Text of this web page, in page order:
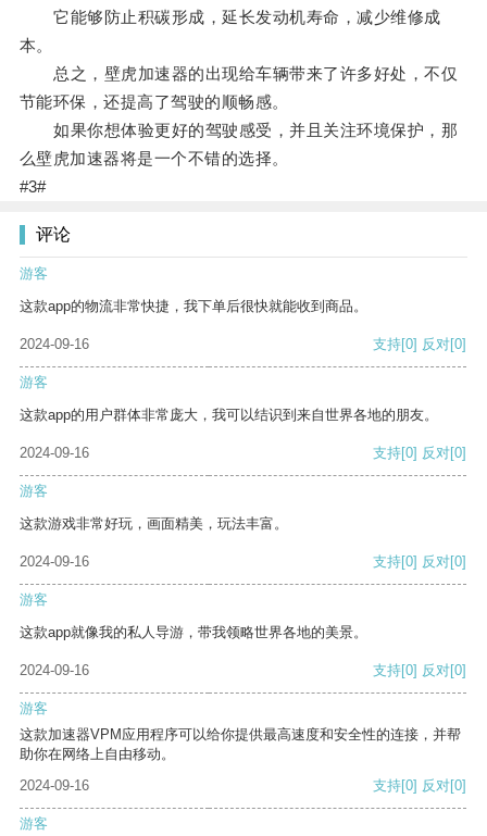
它能够防止积碳形成，延长发动机寿命，减少维修成
本。
总之，壁虎加速器的出现给车辆带来了许多好处，不仅
节能环保，还提高了驾驶的顺畅感。
如果你想体验更好的驾驶感受，并且关注环境保护，那
么壁虎加速器将是一个不错的选择。
#3#
评论
游客
这款app的物流非常快捷，我下单后很快就能收到商品。
2024-09-16 支持[0] 反对[0]
游客
这款app的用户群体非常庞大，我可以结识到来自世界各地的朋友。
2024-09-16 支持[0] 反对[0]
游客
这款游戏非常好玩，画面精美，玩法丰富。
2024-09-16 支持[0] 反对[0]
游客
这款app就像我的私人导游，带我领略世界各地的美景。
2024-09-16 支持[0] 反对[0]
游客
这款加速器VPM应用程序可以给你提供最高速度和安全性的连接，并帮
助你在网络上自由移动。
2024-09-16
支持[0] 反对[0]
游客